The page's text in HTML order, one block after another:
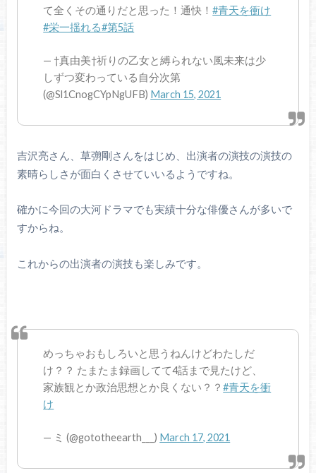
て全くその通りだと思った！通快！#青天を衝け
#栄一揺れる#第5話
— †真由美†祈りの乙女と縛られない風未来は少
しずつ変わっている自分次第
(@Sl1CnogCYpNgUFB) March 15, 2021
吉沢亮さん、草彅剛さんをはじめ、出演者の演技の演技の
素晴らしさが面白くさせていいるようですね。
確かに今回の大河ドラマでも実績十分な俳優さんが多いで
すからね。
これからの出演者の演技も楽しみです。
めっちゃおもしろいと思うねんけどわたしだ
け？？ たまたま録画してて4話まで見たけど、
家族観とか政治思想とか良くない？？#青天を衝
け
— ミ (@gototheearth___) March 17, 2021